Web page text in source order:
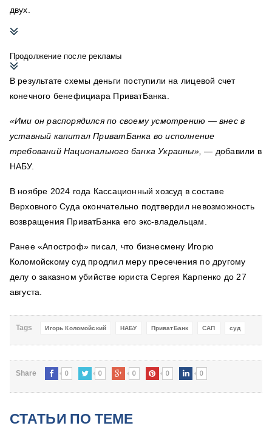
двух.
Продолжение после рекламы
В результате схемы деньги поступили на лицевой счет
конечного бенефициара ПриватБанка.
«Ими он распорядился по своему усмотрению — внес в
уставный капитал ПриватБанка во исполнение
требований Национального банка Украины», — добавили в
НАБУ.
В ноябре 2024 года Кассационный хозсуд в составе
Верховного Суда окончательно подтвердил невозможность
возвращения ПриватБанка его экс-владельцам.
Ранее «Апостроф» писал, что бизнесмену Игорю
Коломойскому суд продлил меру пресечения по другому
делу о заказном убийстве юриста Сергея Карпенко до 27
августа.
Tags Игорь Коломойский НАБУ ПриватБанк САП суд
Share 0 0 0 0 0
СТАТЬИ ПО ТЕМЕ